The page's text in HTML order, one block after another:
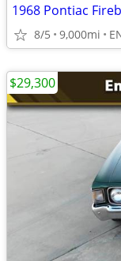
1968 Pontiac
8/5 9,000mi
$29,300